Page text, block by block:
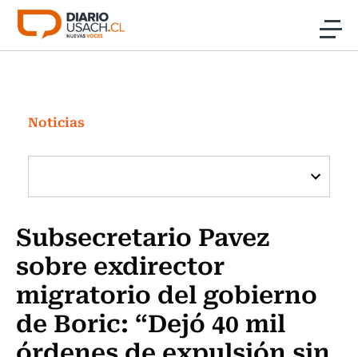
Click acá para ir directamente al contenido
Investigación
Cultura
Programas Radio y TV Usach
Noticias
Subsecretario Pavez
sobre exdirector
migratorio del gobierno
de Boric: “Dejó 40 mil